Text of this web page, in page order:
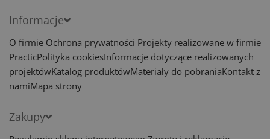
Informacje
O firmie Ochrona prywatności Projekty realizowane w firmie
PracticPolityka cookiesInformacje dotyczące realizowanych
projektówKatalog produktówMateriały do pobraniaKontakt z
namiMapa strony
Zakupy